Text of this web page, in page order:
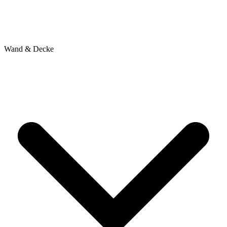
Wand & Decke